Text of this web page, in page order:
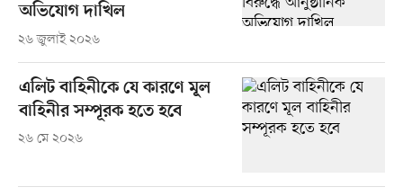
অভিযোগ দাখিল
২৬ জুলাই ২০২৬
এলিট বাহিনীকে যে কারণে মূল
বাহিনীর সম্পূরক হতে হবে
২৬ মে ২০২৬